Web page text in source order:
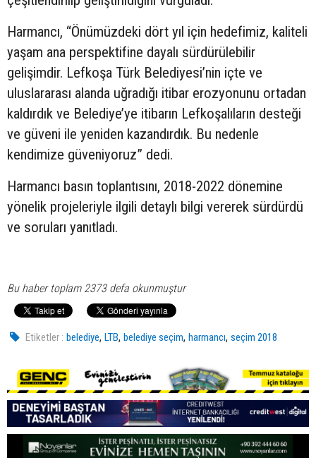
Harmancı, “Önümüzdeki dört yıl için hedefimiz, kaliteli
yaşam ana perspektifine dayalı sürdürülebilir
gelişimdir. Lefkoşa Türk Belediyesi’nin içte ve
uluslararası alanda uğradığı itibar erozyonunu ortadan
kaldırdık ve Belediye’ye itibarın Lefkoşalıların desteği
ve güveni ile yeniden kazandırdık. Bu nedenle
kendimize güveniyoruz” dedi.
Harmancı basın toplantısını, 2018-2022 dönemine
yönelik projeleriyle ilgili detaylı bilgi vererek sürdürdü
ve soruları yanıtladı.
Bu haber toplam 2373 defa okunmuştur
Etiketler : belediye,LTB,belediye seçim,harmancı,seçim 2018